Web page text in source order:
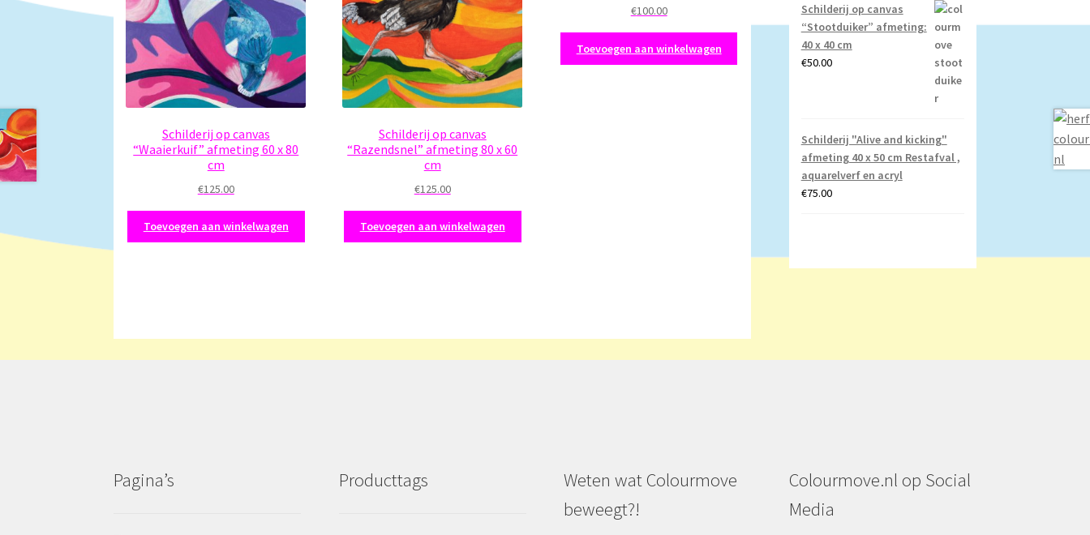
Schilderij op canvas
“Waaierkuif” afmeting 60 x 80
cm
€125.00
Toevoegen aan winkelwagen
Schilderij op canvas
“Razendsnel” afmeting 80 x 60
cm
€125.00
Toevoegen aan winkelwagen
€100.00
Toevoegen aan winkelwagen
Schilderij op canvas
“Stootduiker” afmeting:
40 x 40 cm
€50.00
Schilderij "Alive and kicking"
afmeting 40 x 50 cm Restafval ,
aquarelverf en acryl
€75.00
Pagina’s Producttags
Weten wat Colourmove
beweegt?!
Colourmove.nl op Social
Media